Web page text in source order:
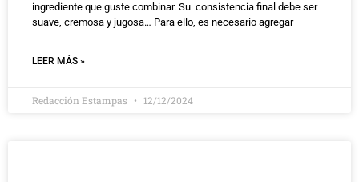
ingrediente que guste combinar. Su consistencia final debe ser
suave, cremosa y jugosa… Para ello, es necesario agregar
LEER MÁS »
Redacción Estampas 12/12/2024